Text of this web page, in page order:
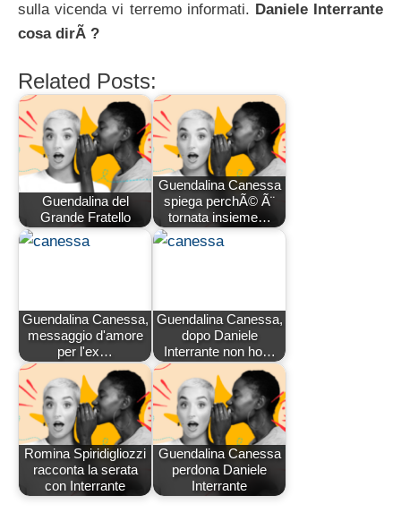
sulla vicenda vi terremo informati. Daniele Interrante
cosa dirÃ ?
Related Posts:
Guendalina del
Grande Fratello
Guendalina Canessa
spiega perchÃ© Ã¨
tornata insieme…
Guendalina Canessa,
messaggio d'amore
per l'ex…
Guendalina Canessa,
dopo Daniele
Interrante non ho…
Romina Spiridigliozzi
racconta la serata
con Interrante
Guendalina Canessa
perdona Daniele
Interrante